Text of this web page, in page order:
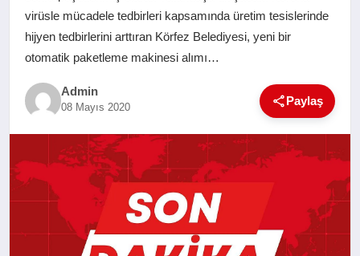
SAĞLIK
EĞITIM
YAŞAM
virüsle mücadele tedbirleri kapsamında üretim tesislerinde
hijyen tedbirlerini arttıran Körfez Belediyesi, yeni bir
otomatik paketleme makinesi alımı…
Admin
08 Mayıs 2020 Paylaş